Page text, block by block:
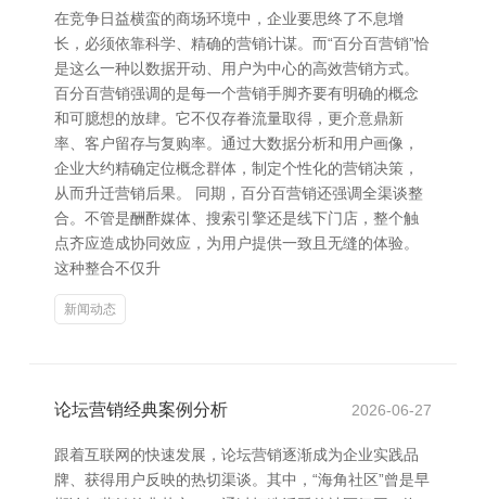
在竞争日益横蛮的商场环境中，企业要思终了不息增
长，必须依靠科学、精确的营销计谋。而“百分百营销”恰
是这么一种以数据开动、用户为中心的高效营销方式。
百分百营销强调的是每一个营销手脚齐要有明确的概念
和可臆想的放肆。它不仅存眷流量取得，更介意鼎新
率、客户留存与复购率。通过大数据分析和用户画像，
企业大约精确定位概念群体，制定个性化的营销决策，
从而升迁营销后果。 同期，百分百营销还强调全渠谈整
合。不管是酬酢媒体、搜索引擎还是线下门店，整个触
点齐应造成协同效应，为用户提供一致且无缝的体验。
这种整合不仅升
新闻动态
论坛营销经典案例分析 2026-06-27
跟着互联网的快速发展，论坛营销逐渐成为企业实践品
牌、获得用户反映的热切渠谈。其中，“海角社区”曾是早